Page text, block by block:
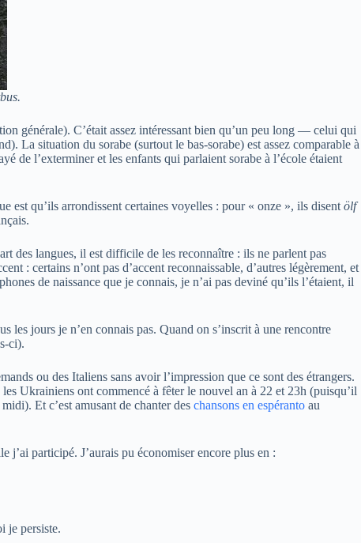
générale). C’était assez intéressant bien qu’un peu long — celui qui
La situation du sorabe (surtout le bas-sorabe) est assez comparable à
de l’exterminer et les enfants qui parlaient sorabe à l’école étaient
est qu’ils arrondissent certaines voyelles : pour « onze », ils disent ölf
des langues, il est difficile de les reconnaître : ils ne parlent pas
: certains n’ont pas d’accent reconnaissable, d’autres légèrement, et
de naissance que je connais, je n’ai pas deviné qu’ils l’étaient, il
les jours je n’en connais pas. Quand on s’inscrit à une rencontre
ci).
ou des Italiens sans avoir l’impression que ce sont des étrangers.
Ukrainiens ont commencé à fêter le nouvel an à 22 et 23h (puisqu’il
Et c’est amusant de chanter des chansons en espéranto au
j’ai participé. J’aurais pu économiser encore plus en :
je persiste.